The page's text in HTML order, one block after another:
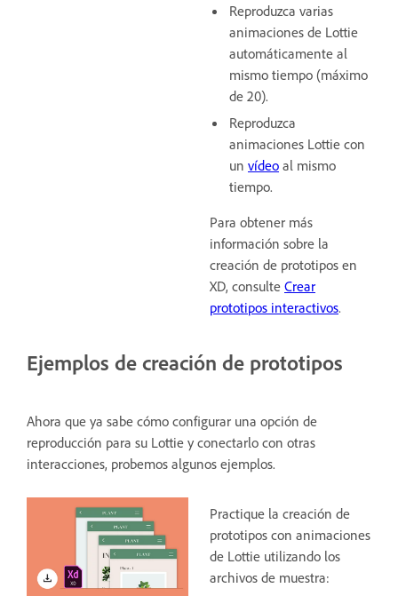
Reproduzca varias
animaciones de Lottie
automáticamente al
mismo tiempo (máximo
de 20).
Reproduzca
animaciones Lottie con
un vídeo al mismo
tiempo.
Para obtener más
información sobre la
creación de prototipos en
XD, consulte Crear
prototipos interactivos.
Ejemplos de creación de prototipos
Ahora que ya sabe cómo configurar una opción de
reproducción para su Lottie y conectarlo con otras
interacciones, probemos algunos ejemplos.
Practique la creación de
prototipos con animaciones
de Lottie utilizando los
archivos de muestra: